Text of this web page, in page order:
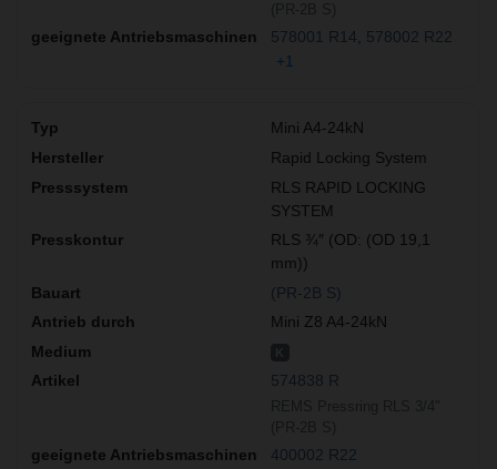
578001 R14
578002 R22
+1
Mini A4-24kN
Rapid Locking System
RLS RAPID LOCKING
SYSTEM
RLS ¾″ (OD: (OD 19,1
mm))
(PR-2B S)
Mini Z8 A4-24kN
574838 R
400002 R22